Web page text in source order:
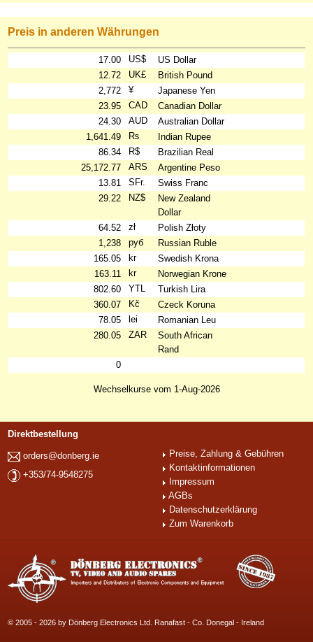
Preis in anderen Währungen
17.00 US$
US Dollar
12.72
UK£
British Pound
2,772
¥
Japanese Yen
23.95
CAD
Canadian Dollar
24.30
AUD
Australian Dollar
1,641.49
₨
Indian Rupee
86.34
R$
Brazilian Real
25,172.77
ARS
Argentine Peso
13.81
SFr.
Swiss Franc
29.22
NZ$
New Zealand
Dollar
64.52
zł
Polish Złoty
1,238
руб
Russian Ruble
165.05
kr
Swedish Krona
163.11
kr
Norwegian Krone
802.60
YTL
Turkish Lira
360.07
Kč
Czeck Koruna
78.05
lei
Romanian Leu
280.05
ZAR
South African
Rand
0
Wechselkurse vom 1-Aug-2026
Direktbestellung
orders@donberg.ie
+353/74-9548275
Preise, Zahlung & Gebühren
Kontaktinformationen
Impressum
AGBs
Datenschutzerklärung
Zum Warenkorb
© 2005 - 2026 by Dönberg Electronics Ltd. Ranafast - Co. Donegal - Ireland